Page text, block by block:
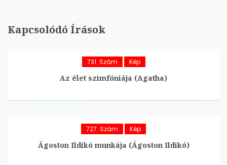
Kapcsolódó Írások
731. Szám Kép
Az élet szimfóniája (Agatha)
727. Szám Kép
Ágoston Ildikó munkája (Ágoston Ildikó)